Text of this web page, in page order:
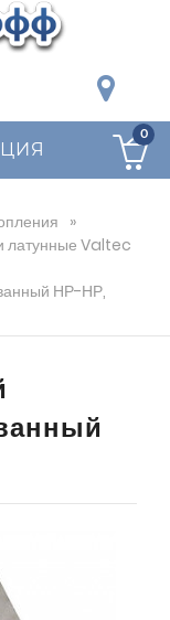
0
»
латунные Valtec
НР-НР,